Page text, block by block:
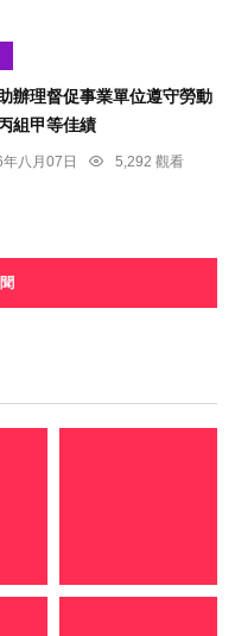
辦理督促事業單位遵守勞動
組甲等佳績
八月07日
5,292 觀看